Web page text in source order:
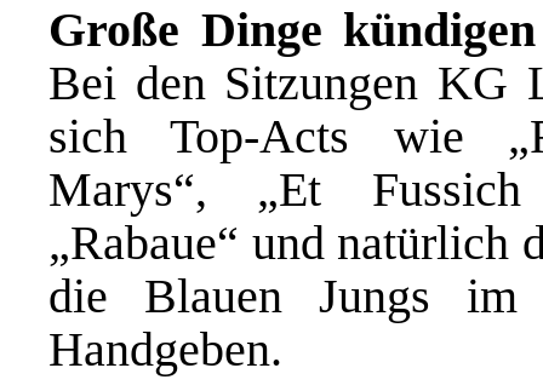
Große Dinge
Bei den Sitzungen KG
sich Top-Acts wie
Marys“, „Et
„Rabaue“ und natürlich
die Blauen Jungs
Handgeben.